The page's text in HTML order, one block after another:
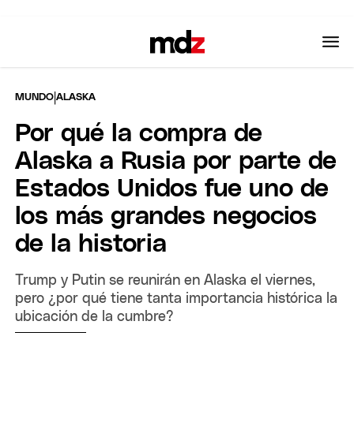
MUNDO |ALASKA
Por qué la compra de
Alaska a Rusia por parte de
Estados Unidos fue uno de
los más grandes negocios
de la historia
Trump y Putin se reunirán en Alaska el viernes,
pero ¿por qué tiene tanta importancia histórica la
ubicación de la cumbre?